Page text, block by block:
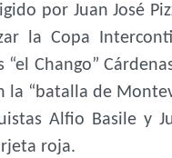
por Juan José
la Copa
“el Chango”
“batalla de
Alfio Basile y
roja.